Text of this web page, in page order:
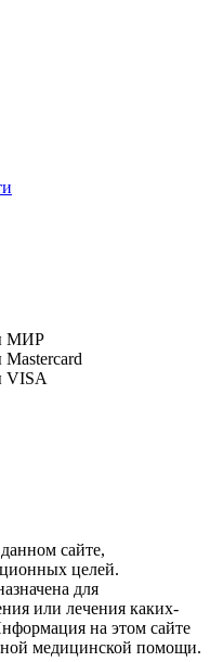
сайте,
целей.
для
или лечения каких-
на этом сайте
медицинской помощи.